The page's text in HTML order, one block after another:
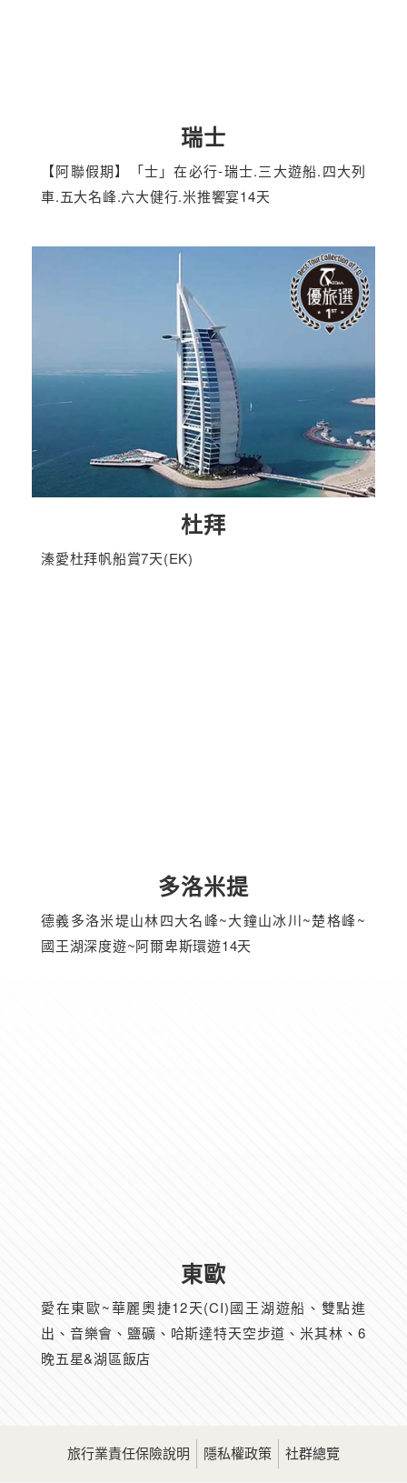
瑞士
【阿聯假期】「士」在必行-瑞士.三大遊船.四大列
車.五大名峰.六大健行.米推饗宴14天
杜拜
溱愛杜拜帆船賞7天(EK)
多洛米提
德義多洛米堤山林四大名峰~大鐘山冰川~楚格峰~
國王湖深度遊~阿爾卑斯環遊14天
東歐
愛在東歐~華麗奧捷12天(CI)國王湖遊船、雙點進
出、音樂會、鹽礦、哈斯達特天空步道、米其林、6
晚五星&湖區飯店
旅行業責任保險說明 隱私權政策 社群總覽